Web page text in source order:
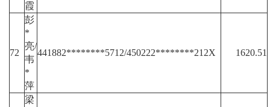
霞
72
彭
*
亮/
韦
*
萍
441882********5712/450222********212X 1620.51
梁